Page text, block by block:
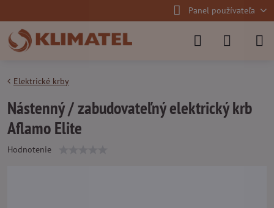
Panel používateľa
Elektrické krby
Nástenný / zabudovateľný elektrický krb
Aflamo Elite
Hodnotenie